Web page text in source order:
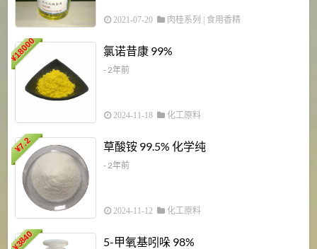
2021-07-20 肉桂系列 食用香精
¥
18000 氯诺昔康 99%
- 2年前
2024-11-18 化工原料
¥
7.2 草酸铵 99.5% 化学纯
- 2年前
2024-11-12 化工原料
3840 5-甲氧基吲哚 98%